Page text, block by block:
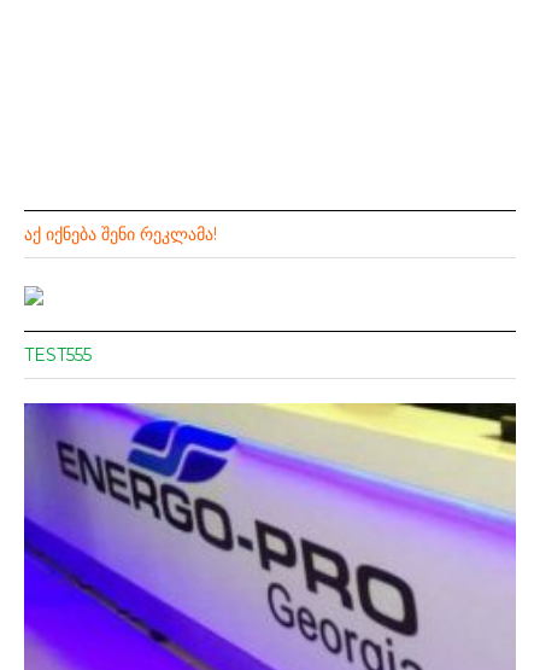
ᲐᲥ ᲘᲥᲜᲔᲑᲐ ᲨᲔᲜᲘ ᲠᲔᲙᲚᲐᲛᲐ!
TEST555